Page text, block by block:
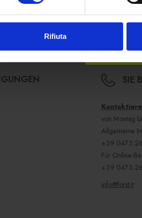
Rifiuta
für ihren geleisteten Beitrag
SIE
von Montag
Allgemeine
+39 0473
Für Online-
+39 0473
info@forst.it